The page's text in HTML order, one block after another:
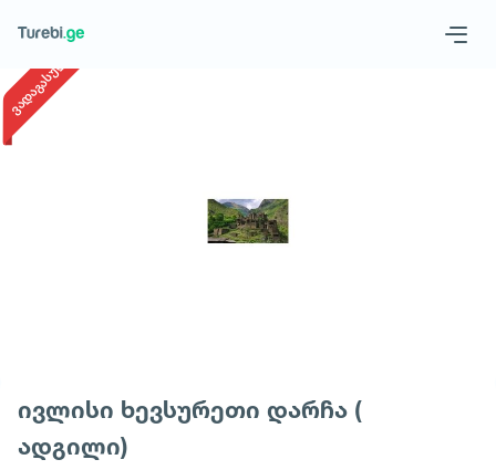
ვადაგასული
ივლისი ხევსურეთი დარჩა (
ადგილი)